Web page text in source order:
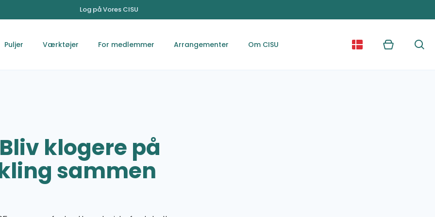
Log på Vores CISU
Puljer Værktøjer For medlemmer Arrangementer Om CISU Kurv Søg
klogere på
sammen